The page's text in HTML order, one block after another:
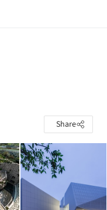
Share